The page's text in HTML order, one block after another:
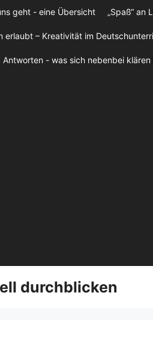
geht - eine Übersicht „Spaß“ an
erlaubt – Kreativität im
Antworten - was sich nebenbei klären
durchblicken